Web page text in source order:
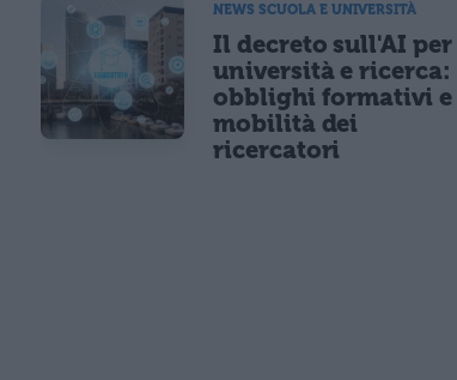
NEWS SCUOLA E UNIVERSITÀ
Il decreto sull'AI per
università e ricerca:
obblighi formativi e
mobilità dei
ricercatori